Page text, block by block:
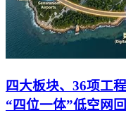
四大板块、36项工
“四位一体”低空网